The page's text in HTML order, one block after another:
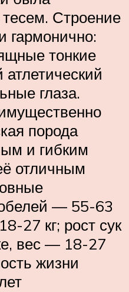
Строение
гармонично:
тонкие
глаза.
порода
и гибким
отличным
— 55-63
27 кг; рост сук
вес — 18-27
жизни